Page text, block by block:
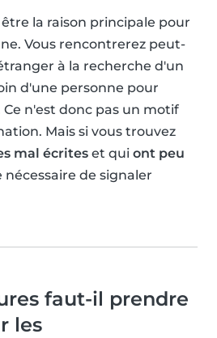
la raison principale pour
Vous rencontrerez peut-
à la recherche d'un
d'une personne pour
n'est donc pas un motif
Mais si vous trouvez
mal écrites et qui ont peu
nécessaire de signaler
faut-il prendre
les